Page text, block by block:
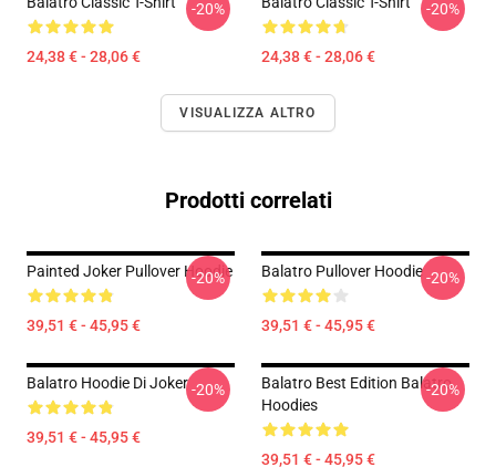
24,38 € - 28,06 €
-20%
24,38 € - 28,06 €
-20%
VISUALIZZA ALTRO
Prodotti correlati
Painted Joker Pullover Hoodie
39,51 € - 45,95 €
-20% Balatro Pullover Hoodie
39,51 € - 45,95 €
-20%
Balatro Hoodie Di Joker
39,51 € - 45,95 €
-20%
Balatro Best Edition Balatro
Hoodies
39,51 € - 45,95 €
-20%